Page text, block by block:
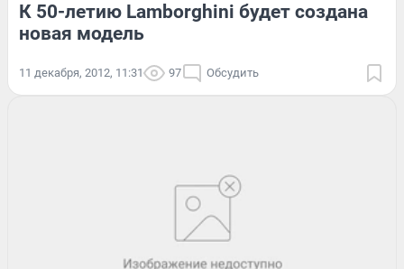
К 50-летию Lamborghini будет создана
новая модель
11 декабря, 2012, 11:31 97 Обсудить